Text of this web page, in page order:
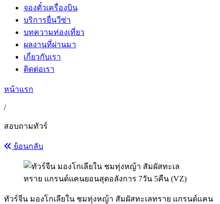
จองตั๋วเครื่องบิน
บริการยื่นวีซ่า
บทความท่องเที่ยว
ผลงานที่ผ่านมา
เกี่ยวกับเรา
ติดต่อเรา
หน้าแรก
/
สอบถามทัวร์
ย้อนกลับ
ทัวร์จีน มองโกเลียใน ชมทุ่งหญ้า สัมผัสทะเลทราย แกรนด์แคน